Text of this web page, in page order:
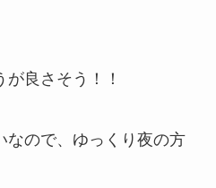
良さそう！！
なので、ゆっくり夜の方